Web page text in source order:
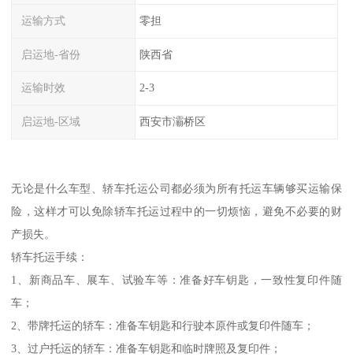
运输方式 零担
启运地-省份 陕西省
运输时效 2-3
启运地-区域 西安市灞桥区
无论是什么车型、轿车托运公司都必须为所有托运车辆够买运输保
险，这样才可以免除轿车托运过程中的一切烦恼，避免不必要的财
产损失。
轿车托运手续：
1、新商品车、展车、试验车等：准备好车钥匙，一致性复印件随
车；
2、带牌托运的轿车：准备车钥匙和行驶本原件或复印件随车；
3、过户托运的轿车：准备车钥匙和临时牌照及复印件；